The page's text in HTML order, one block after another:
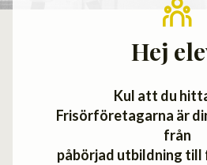
Hej
Kul att du
Frisörföretagarna är
från
påbörjad utbildning till